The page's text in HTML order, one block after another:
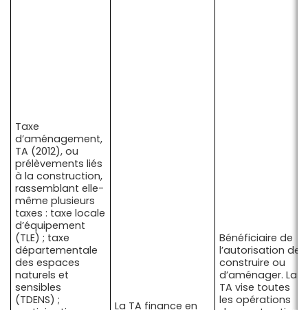
Taxe
d’aménagement,
TA (2012), ou
prélèvements liés
à la construction,
rassemblant elle-
même plusieurs
taxes : taxe locale
d’équipement
(TLE) ; taxe
départementale
des espaces
naturels et
sensibles
(TDENS) ;
La TA finance en
Bénéficiaire de
l’autorisation de
construire ou
d’aménager. La
TA vise toutes
les opérations